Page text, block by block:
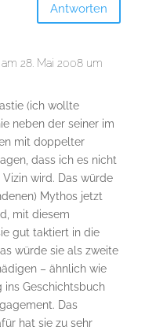
Antworten
am 28. Mai 2008 um
(ich wollte
neben der seiner im
mit doppelter
dass ich es nicht
wird. Das würde
Mythos jetzt
mit diesem
gut taktiert in die
würde sie als zweite
– ähnlich wie
ins Geschichtsbuch
Das
hat sie zu sehr